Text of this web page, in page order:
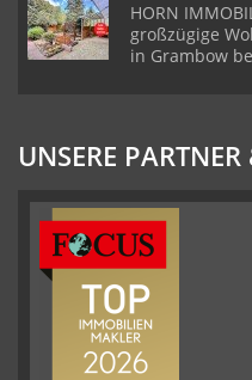
HORN
großzügige
in Grambow
UNSERE